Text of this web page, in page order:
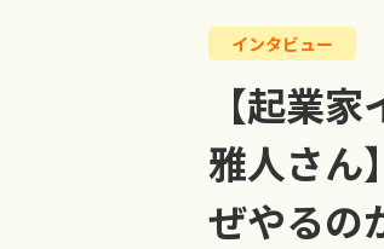
インタビュー
【起業
雅人さん
ぜやるの